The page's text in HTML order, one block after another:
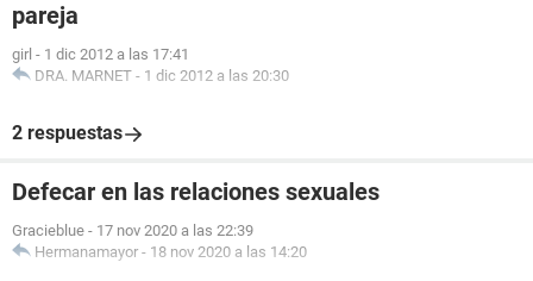
pareja
girl - 1 dic 2012 a las 17:41
DRA. MARNET - 1 dic 2012 a las 20:30
2 respuestas
Defecar en las relaciones sexuales
Gracieblue - 17 nov 2020 a las 22:39
Hermanamayor - 18 nov 2020 a las 14:20